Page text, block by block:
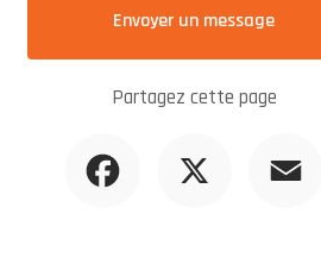
Envoyer un message
Partagez cette page